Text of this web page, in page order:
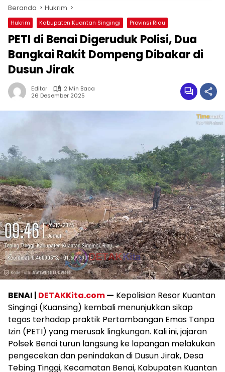
Beranda Hukrim
Hukrim Kabupaten Kuantan Singingi Provinsi Riau
PETI di Benai Digeruduk Polisi, Dua
Bangkai Rakit Dompeng Dibakar di
Dusun Jirak
Editor
2 Min Baca
26 Desember 2025
BENAI | DETAKKita.com— Kepolisian Resor Kuantan
Singingi (Kuansing) kembali menunjukkan sikap
tegas terhadap praktik Pertambangan Emas Tanpa
Izin (PETI) yang merusak lingkungan. Kali ini, jajaran
Polsek Benai turun langsung ke lapangan melakukan
pengecekan dan penindakan di Dusun Jirak, Desa
Tebing Tinggi, Kecamatan Benai, Kabupaten Kuantan